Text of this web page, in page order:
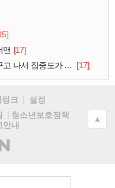
맨 [17]
갔다는 한 아파트의 안내방송 [17]
링크
설정
청소년보호정책
안내
▲